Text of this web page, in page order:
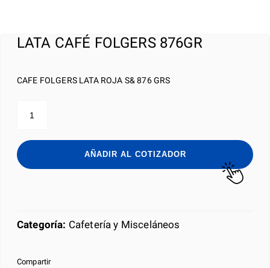
LATA CAFÉ FOLGERS 876GR
CAFE FOLGERS LATA ROJA S& 876 GRS
CAFÉ
876GR
cantidad
AÑADIR AL COTIZADOR
Categoría: Cafetería y Misceláneos
Compartir